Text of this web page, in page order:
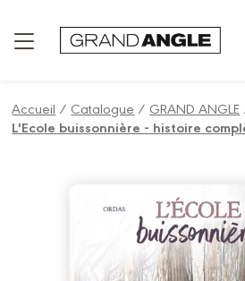
Accueil / Catalogue / GRAND ANGLE
L'Ecole buissonnière - histoire